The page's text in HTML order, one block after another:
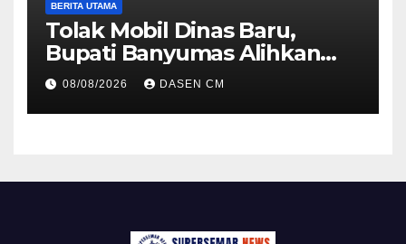
BERITA UTAMA
Tolak Mobil Dinas Baru,
Bupati Banyumas Alihkan
Anggaran Rp 1,7 Miliar untuk
90 Motor Listrik
08/08/2026 DASEN CM